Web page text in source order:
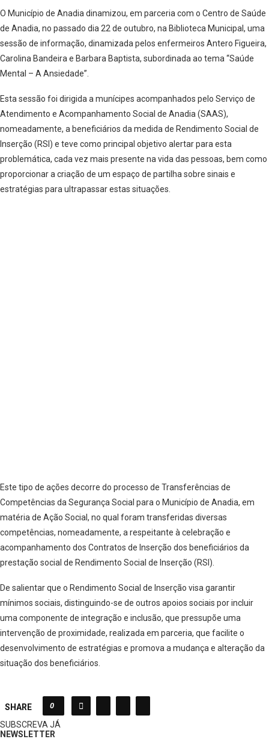
O Município de Anadia dinamizou, em parceria com o Centro de Saúde
de Anadia, no passado dia 22 de outubro, na Biblioteca Municipal, uma
sessão de informação, dinamizada pelos enfermeiros Antero Figueira,
Carolina Bandeira e Barbara Baptista, subordinada ao tema “Saúde
Mental – A Ansiedade”.
Esta sessão foi dirigida a munícipes acompanhados pelo Serviço de
Atendimento e Acompanhamento Social de Anadia (SAAS),
nomeadamente, a beneficiários da medida de Rendimento Social de
Inserção (RSI) e teve como principal objetivo alertar para esta
problemática, cada vez mais presente na vida das pessoas, bem como
proporcionar a criação de um espaço de partilha sobre sinais e
estratégias para ultrapassar estas situações.
Este tipo de ações decorre do processo de Transferências de
Competências da Segurança Social para o Município de Anadia, em
matéria de Ação Social, no qual foram transferidas diversas
competências, nomeadamente, a respeitante à celebração e
acompanhamento dos Contratos de Inserção dos beneficiários da
prestação social de Rendimento Social de Inserção (RSI).
De salientar que o Rendimento Social de Inserção visa garantir
mínimos sociais, distinguindo-se de outros apoios sociais por incluir
uma componente de integração e inclusão, que pressupõe uma
intervenção de proximidade, realizada em parceria, que facilite o
desenvolvimento de estratégias e promova a mudança e alteração da
situação dos beneficiários.
SHARE 0
SUBSCREVA JÁ
NEWSLETTER